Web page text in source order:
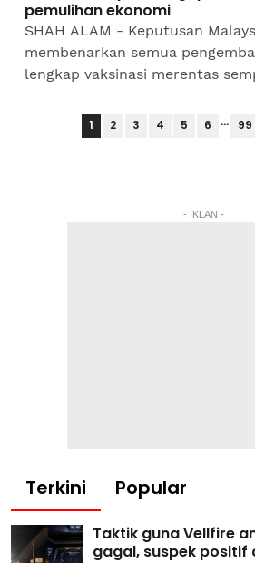
pemulihan ekonomi
SHAH ALAM - Keputusan
membenarkan semua
lengkap vaksinasi merentas
pemulihan ekonomi, sekali...
1 2 3 4 5 6 ... 99
- IKLAN -
Terkini Popular
Taktik guna Vellfire
gagal, suspek positif